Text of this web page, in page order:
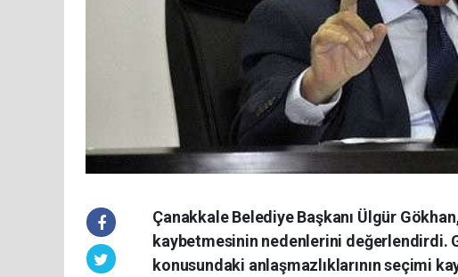
Çanakkale Belediye Başkanı Ülgür
kaybetmesinin nedenlerini değerlendirdi.
konusundaki anlaşmazlıklarının seçimi